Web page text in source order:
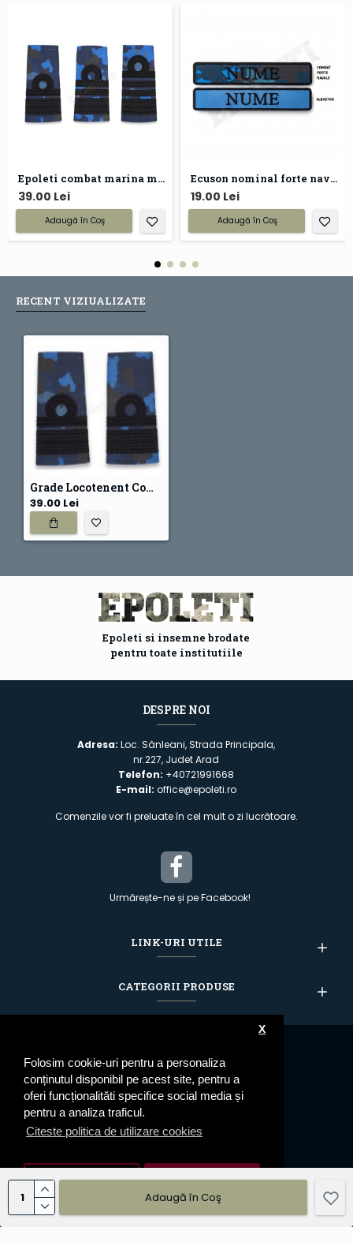
Folosim cookie-uri pentru a personaliza
conținutul disponibil pe acest site, pentru a
oferi funcționalităti specifice social media și
pentru a analiza traficul.
Citeste politica de utilizare cookies
X
Setari cookie De Acord
Adaugă în Coş
Epoleti combat marina militara
39.00 Lei
Adaugă în Coş
Ecuson nominal forte navale
19.00 Lei
Adaugă în Coş
RECENT VIZIUALIZATE
Grade Locotenent Comandor Marina Combat
39.00 Lei
Epoleti si insemne brodate
pentru toate institutiile
DESPRE NOI
Adresa:Loc. Sânleani, Strada Principala,
nr.227, Judet Arad
Telefon: +40721991668
E-mail: office@epoleti.ro
Comenzile vor fi preluate în cel mult o zi lucrătoare.
Urmărește-ne și pe Facebook!
LINK-URI UTILE
CATEGORII PRODUSE
© 2023 Epoleti.ro - Toate drepturile rezervate